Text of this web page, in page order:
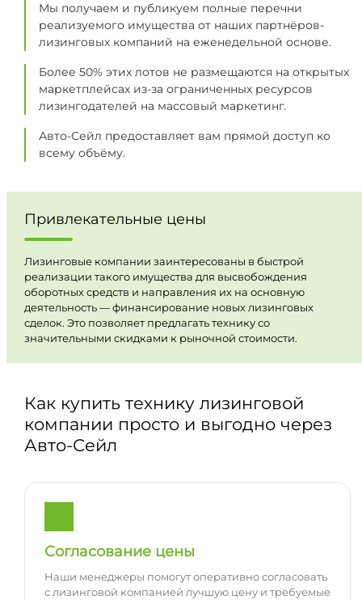
Мы получаем и публикуем полные перечни
реализуемого имущества от наших партнёров-
лизинговых компаний на еженедельной основе.
Более 50% этих лотов не размещаются на открытых
маркетплейсах из-за ограниченных ресурсов
лизингодателей на массовый маркетинг.
Авто-Сейл предоставляет вам прямой доступ ко
всему объёму.
Привлекательные цены
Лизинговые компании заинтересованы в быстрой
реализации такого имущества для высвобождения
оборотных средств и направления их на основную
деятельность — финансирование новых лизинговых
сделок. Это позволяет предлагать технику со
значительными скидками к рыночной стоимости.
Как купить технику лизинговой
компании просто и выгодно через
Авто-Сейл
Согласование цены
Наши менеджеры помогут оперативно согласовать
с лизинговой компанией лучшую цену и требуемые